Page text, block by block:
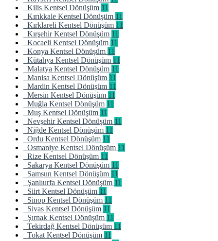
Kilis Kentsel Dönüşüm 11
Kırıkkale Kentsel Dönüşüm 11
Kırklareli Kentsel Dönüşüm 11
Kırşehir Kentsel Dönüşüm 11
Kocaeli Kentsel Dönüşüm 11
Konya Kentsel Dönüşüm 11
Kütahya Kentsel Dönüşüm 11
Malatya Kentsel Dönüşüm 11
Manisa Kentsel Dönüşüm 11
Mardin Kentsel Dönüşüm 11
Mersin Kentsel Dönüşüm 11
Muğla Kentsel Dönüşüm 11
Muş Kentsel Dönüşüm 11
Nevşehir Kentsel Dönüşüm 11
Niğde Kentsel Dönüşüm 11
Ordu Kentsel Dönüşüm 11
Osmaniye Kentsel Dönüşüm 11
Rize Kentsel Dönüşüm 11
Sakarya Kentsel Dönüşüm 11
Samsun Kentsel Dönüşüm 11
Şanlıurfa Kentsel Dönüşüm 11
Siirt Kentsel Dönüşüm 11
Sinop Kentsel Dönüşüm 11
Sivas Kentsel Dönüşüm 11
Şırnak Kentsel Dönüşüm 11
Tekirdağ Kentsel Dönüşüm 11
Tokat Kentsel Dönüşüm 11